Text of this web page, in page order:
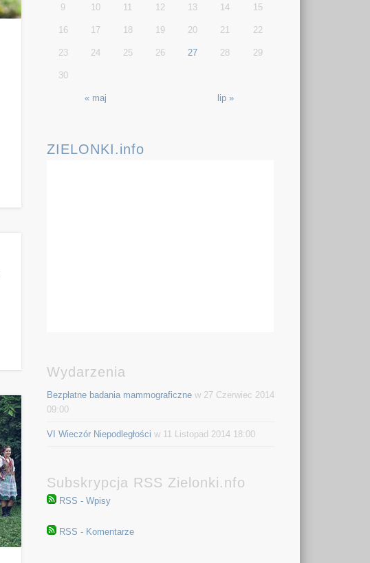
« maj lip »
9 10 11 12 13 14 15
16 17 18 19 20 21 22
23 24 25 26 27 28 29
30
ZIELONKI.info
Wydarzenia
Bezpłatne badania mammograficzne w 27 Czerwiec 2014
09:00
VI Wieczór Niepodległości w 11 Listopad 2014 18:00
Subskrypcja RSS Zielonki.nfo
RSS - Wpisy
RSS - Komentarze